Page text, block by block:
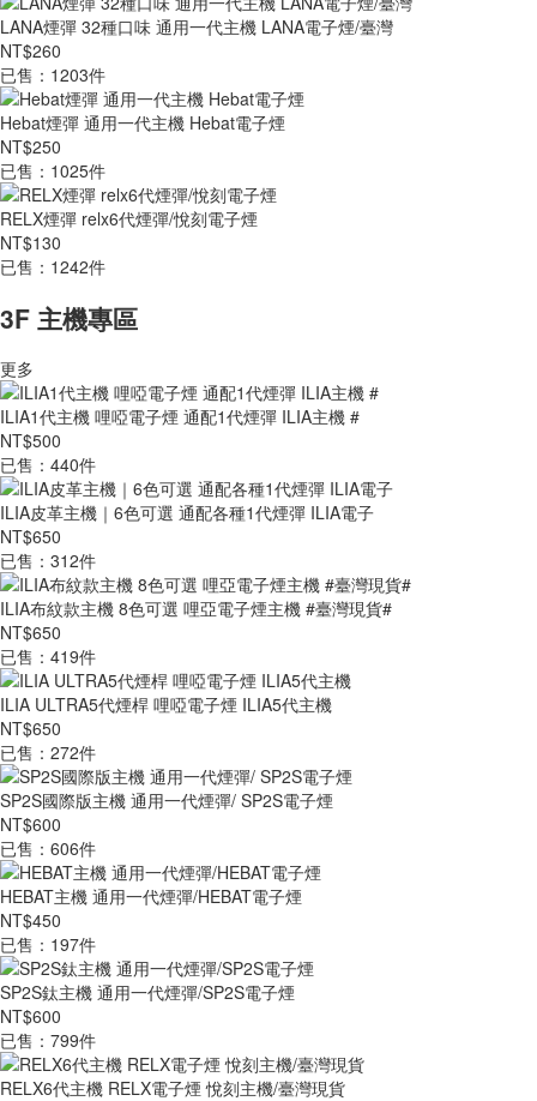
LANA煙彈 32種口味 通用一代主機 LANA電子煙/臺灣
NT$260
已售：1203件
Hebat煙彈 通用一代主機 Hebat電子煙
NT$250
已售：1025件
RELX煙彈 relx6代煙彈/悅刻電子煙
NT$130
已售：1242件
3F 主機專區
更多
ILIA1代主機 哩啞電子煙 通配1代煙彈 ILIA主機 #
NT$500
已售：440件
ILIA皮革主機｜6色可選 通配各種1代煙彈 ILIA電子
NT$650
已售：312件
ILIA布紋款主機 8色可選 哩亞電子煙主機 #臺灣現貨#
NT$650
已售：419件
ILIA ULTRA5代煙桿 哩啞電子煙 ILIA5代主機
NT$650
已售：272件
SP2S國際版主機 通用一代煙彈/ SP2S電子煙
NT$600
已售：606件
HEBAT主機 通用一代煙彈/HEBAT電子煙
NT$450
已售：197件
SP2S鈦主機 通用一代煙彈/SP2S電子煙
NT$600
已售：799件
RELX6代主機 RELX電子煙 悅刻主機/臺灣現貨